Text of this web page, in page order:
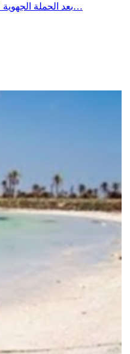
بعد الحملة الجهوية للنظافة يومي 15 و16 جويلية 2026، تواصلت التدخلات الميدانية يومي 18 و19 جويلية 2026 ببلدية العوابد الخزانات، حيث شملت العمادات الثلاث، وذلك في إطار…